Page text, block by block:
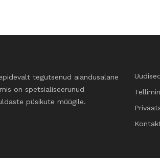
tegutsenud aiandusalane
on spetsialiseerunud
püsikute müügile.